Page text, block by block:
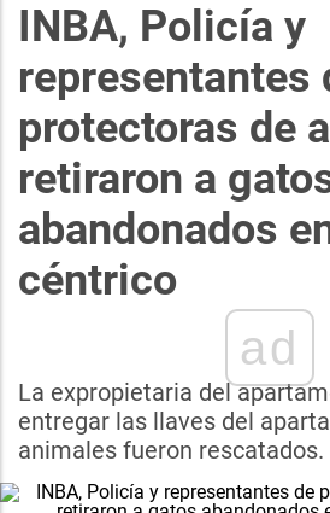
INBA, Policía y
representantes
protectoras de
retiraron a
abandonados
céntrico
ad
La expropietaria del
entregar las llaves del
animales fueron rescatados.